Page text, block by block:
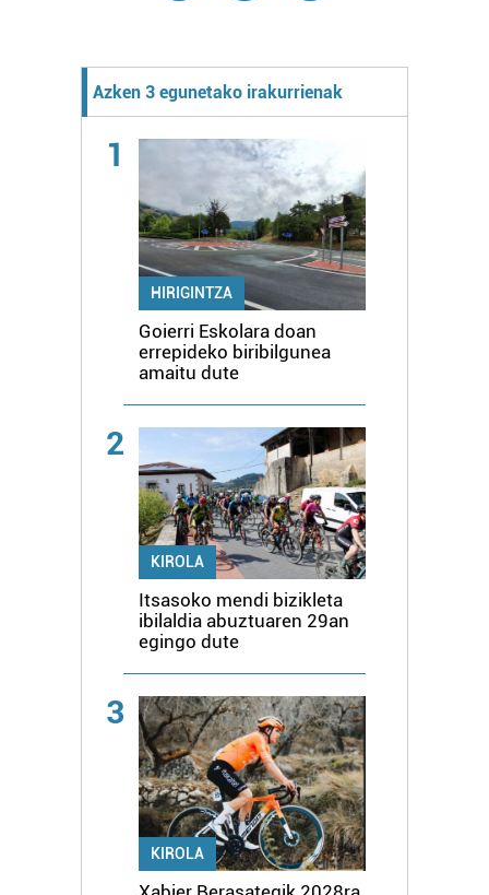
Azken 3 egunetako irakurrienak
1
HIRIGINTZA
Goierri Eskolara doan
errepideko biribilgunea
amaitu dute
2
KIROLA
Itsasoko mendi bizikleta
ibilaldia abuztuaren 29an
egingo dute
3
KIROLA